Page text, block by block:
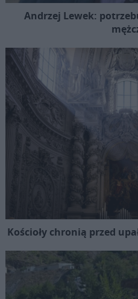
Andrzej Lewek:
Kościoły chronią przed